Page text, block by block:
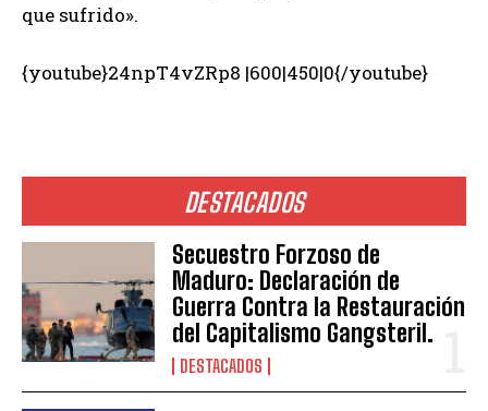
DESTACADOS
Secuestro Forzoso de
Maduro: Declaración de
Guerra Contra la Restauración
del Capitalismo Gangsteril.
DESTACADOS
que sufrido».
{youtube}24npT4vZRp8 |600|450|0{/youtube}